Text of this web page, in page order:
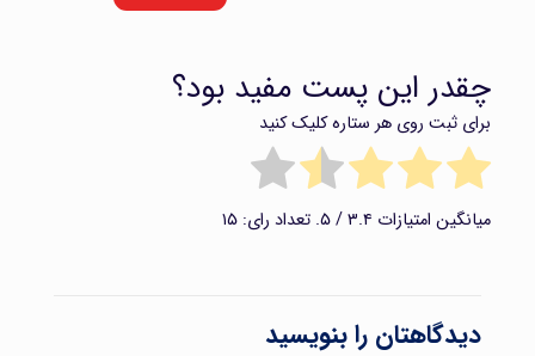
چقدر این پست مفید بود؟
برای ثبت روی هر ستاره کلیک کنید
میانگین امتیازات ۳.۴/ ۵. تعداد رای: ۱۵
دیدگاهتان را بنویسید